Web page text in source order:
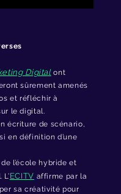
Digital ont
sûrement amenés
et réfléchir à
le digital.
écriture de scénario,
en définition d’une
l’école hybride et
ECITV affirme par la
sa créativité pour